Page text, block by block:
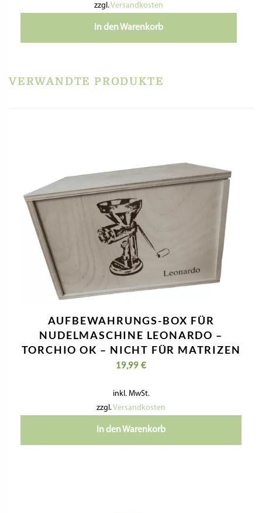
zzgl.Versandkosten
In den Warenkorb
VERWANDTE PRODUKTE
AUFBEWAHRUNGS-BOX FÜR
NUDELMASCHINE LEONARDO –
TORCHIO OK – NICHT FÜR MATRIZEN
19,99 €
inkl. MwSt.
zzgl.Versandkosten
In den Warenkorb